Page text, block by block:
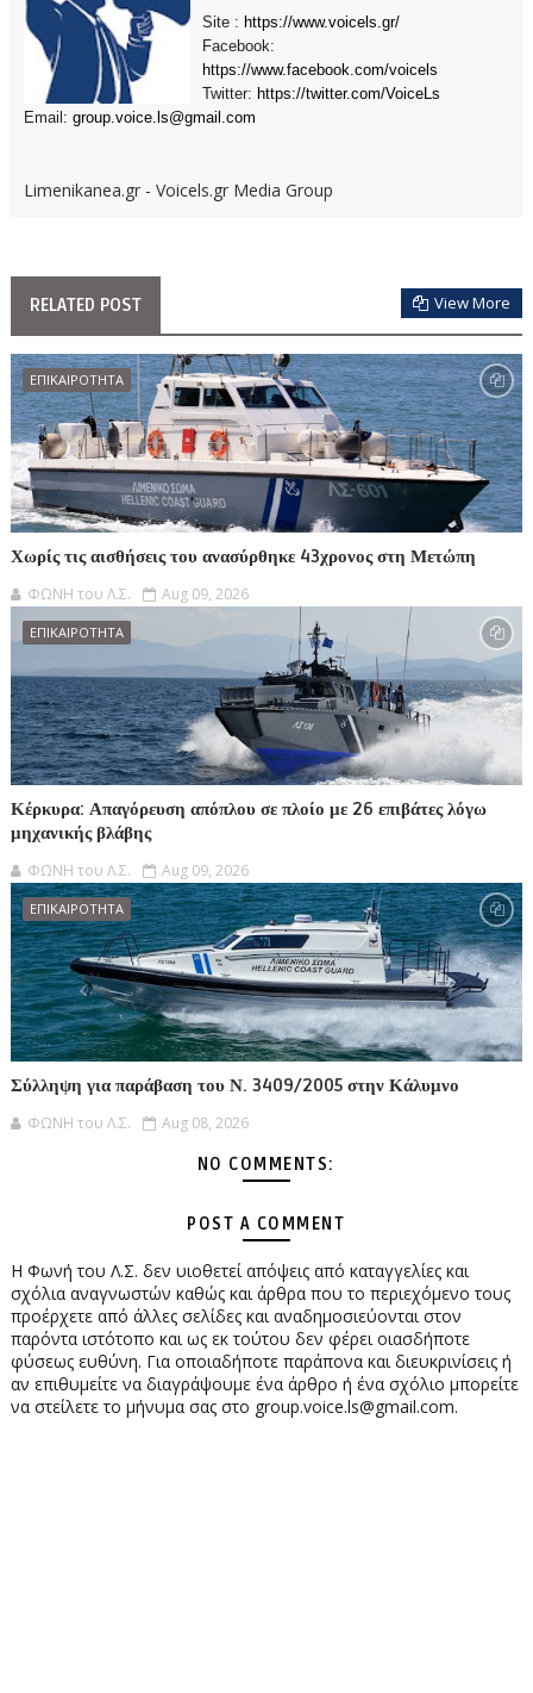
Site : https://www.voicels.gr/
Facebook:
https://www.facebook.com/voicels
Twitter: https://twitter.com/VoiceLs
Email: group.voice.ls@gmail.com
Limenikanea.gr - Voicels.gr Media Group
RELATED POST View More
ΕΠΙΚΑΙΡΟΤΗΤΑ
Χωρίς τις αισθήσεις του ανασύρθηκε 43χρονος στη Μετώπη
ΦΩΝΗ του Λ.Σ. Aug 09, 2026
ΕΠΙΚΑΙΡΟΤΗΤΑ
Κέρκυρα: Απαγόρευση απόπλου σε πλοίο με 26 επιβάτες λόγω
μηχανικής βλάβης
ΦΩΝΗ του Λ.Σ. Aug 09, 2026
ΕΠΙΚΑΙΡΟΤΗΤΑ
Σύλληψη για παράβαση του Ν. 3409/2005 στην Κάλυμνο
ΦΩΝΗ του Λ.Σ. Aug 08, 2026
NO COMMENTS:
POST A COMMENT
Η Φωνή του Λ.Σ. δεν υιοθετεί απόψεις από καταγγελίες και
σχόλια αναγνωστών καθώς και άρθρα που το περιεχόμενο τους
προέρχετε από άλλες σελίδες και αναδημοσιεύονται στον
παρόντα ιστότοπο και ως εκ τούτου δεν φέρει οιασδήποτε
φύσεως ευθύνη. Για οποιαδήποτε παράπονα και διευκρινίσεις ή
αν επιθυμείτε να διαγράψουμε ένα άρθρο ή ένα σχόλιο μπορείτε
να στείλετε το μήνυμα σας στο group.voice.ls@gmail.com.